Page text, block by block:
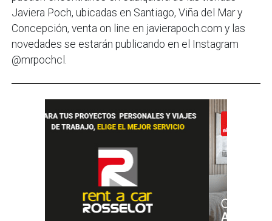
Javiera Poch, ubicadas en Santiago, Viña del Mar y
Concepción, venta on line en javierapoch.com y las
novedades se estarán publicando en el Instagram
@mrpochcl.